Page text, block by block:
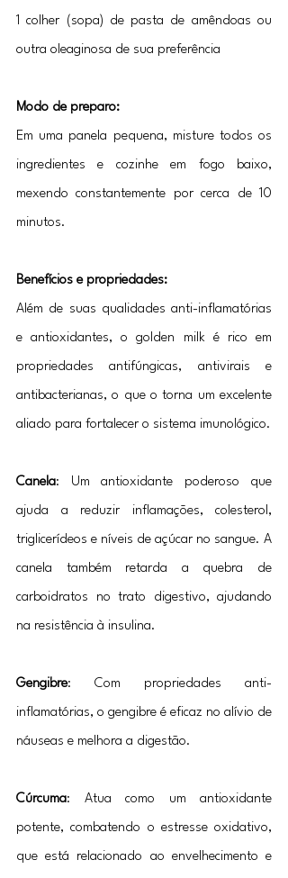
1 colher (sopa) de pasta de amêndoas ou
outra oleaginosa de sua preferência
Modo de preparo:
Em uma panela pequena, misture todos os
ingredientes e cozinhe em fogo baixo,
mexendo constantemente por cerca de 10
minutos.
Benefícios e propriedades:
Além de suas qualidades anti-inflamatórias
e antioxidantes, o golden milk é rico em
propriedades antifúngicas, antivirais e
antibacterianas, o que o torna um excelente
aliado para fortalecer o sistema imunológico.
Canela: Um antioxidante poderoso que
ajuda a reduzir inflamações, colesterol,
triglicerídeos e níveis de açúcar no sangue. A
canela também retarda a quebra de
carboidratos no trato digestivo, ajudando
na resistência à insulina.
Gengibre: Com propriedades anti-
inflamatórias, o gengibre é eficaz no alívio de
náuseas e melhora a digestão.
Cúrcuma: Atua como um antioxidante
potente, combatendo o estresse oxidativo,
que está relacionado ao envelhecimento e